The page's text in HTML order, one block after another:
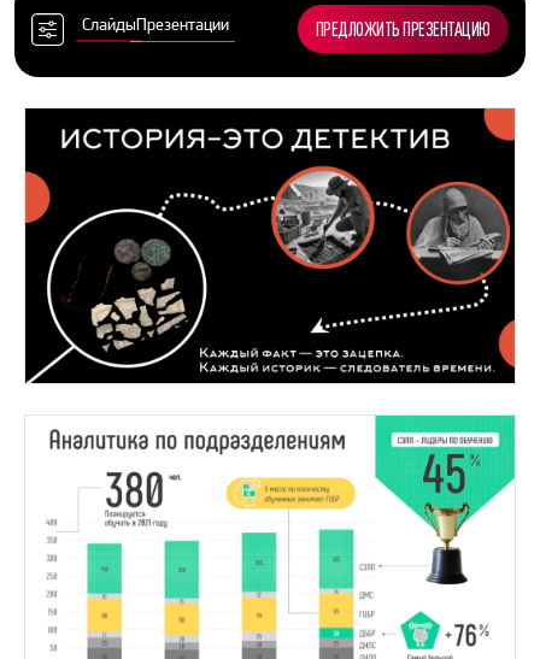
СлайдыПрезентации ПРЕДЛОЖИТЬ ПРЕЗЕНТАЦИЮ